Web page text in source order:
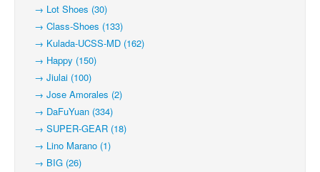
→ Lot Shoes (30)
→ Class-Shoes (133)
→ Kulada-UCSS-MD (162)
→ Happy (150)
→ Jiulai (100)
→ Jose Amorales (2)
→ DaFuYuan (334)
→ SUPER-GEAR (18)
→ Lino Marano (1)
→ BIG (26)